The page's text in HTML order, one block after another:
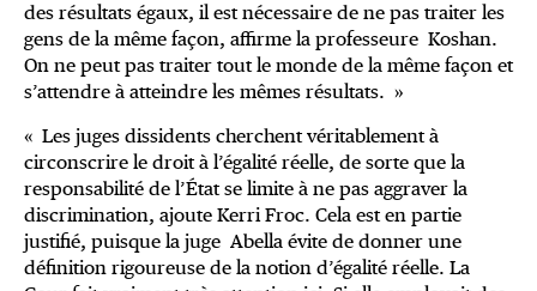
des résultats égaux, il est nécessaire de ne pas traiter les
gens de la même façon, affirme la professeure Koshan.
On ne peut pas traiter tout le monde de la même façon et
s’attendre à atteindre les mêmes résultats. »
« Les juges dissidents cherchent véritablement à
circonscrire le droit à l’égalité réelle, de sorte que la
responsabilité de l’État se limite à ne pas aggraver la
discrimination, ajoute Kerri Froc. Cela est en partie
justifié, puisque la juge Abella évite de donner une
définition rigoureuse de la notion d’égalité réelle. La